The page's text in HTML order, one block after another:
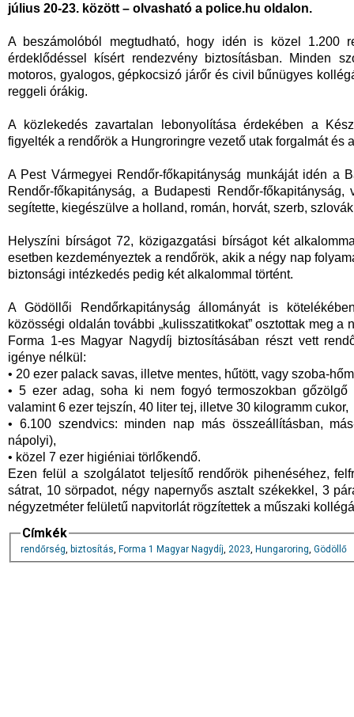
július 20-23. között – olvasható a police.hu oldalon.
A beszámolóból megtudható, hogy idén is közel 1.200
érdeklődéssel kísért rendezvény biztosításban. Minden
motoros, gyalogos, gépkocsizó járőr és civil bűnügyes
reggeli órákig.
A közlekedés zavartalan lebonyolítása érdekében a
figyelték a rendőrök a Hungroringre vezető utak forgalmát és
A Pest Vármegyei Rendőr-főkapitányság munkáját idén a
Rendőr-főkapitányság, a Budapesti Rendőr-
segítette, kiegészülve a holland, román, horvát, szerb,
Helyszíni bírságot 72, közigazgatási bírságot két
esetben kezdeményeztek a rendőrök, akik a négy nap
biztonsági intézkedés pedig két alkalommal történt.
A Gödöllői Rendőrkapitányság állományát is
közösségi oldalán további „kulisszatitkokat” osztottak meg
Forma 1-es Magyar Nagydíj biztosításában részt vett
igénye nélkül:
• 20 ezer palack savas, illetve mentes, hűtött, vagy szoba-
• 5 ezer adag, soha ki nem fogyó termoszokban
valamint 6 ezer tejszín, 40 liter tej, illetve 30 kilogramm cukor,
• 6.100 szendvics: minden nap más összeállításban,
nápolyi),
• közel 7 ezer higiéniai törlőkendő.
Ezen felül a szolgálatot teljesítő rendőrök pihenéséhez,
sátrat, 10 sörpadot, négy napernyős asztalt székekkel, 3
négyzetméter felületű napvitorlát rögzítettek a műszaki
Címkék
rendőrség, biztosítás, Forma 1 Magyar Nagydíj, 2023, Hungaroring, Gödöllő